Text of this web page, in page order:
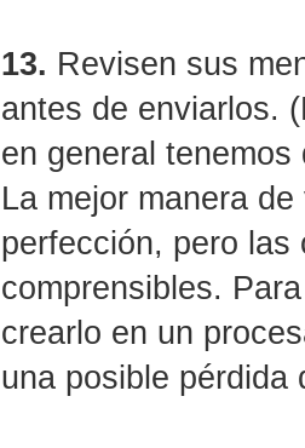
13. Revisen sus
antes de enviarlos.
en general
La mejor manera
perfección, pero las
comprensibles.
crearlo en un
una posible pérdida